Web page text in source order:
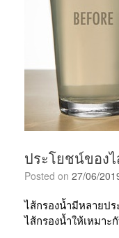
ประโยชน์ของ
Posted on 27/06/
ไส้กรองน้ำมีหลายปร
ไส้กรองน้ำให้เหมา